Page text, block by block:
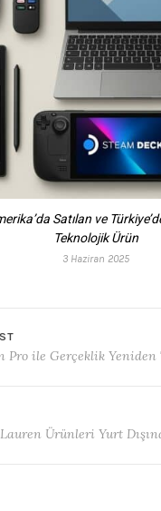
Satılan ve
Teknolojik Ürün
3 Haziran 2025
Pro ile Gerçeklik Yeniden
Ürünleri Yurt